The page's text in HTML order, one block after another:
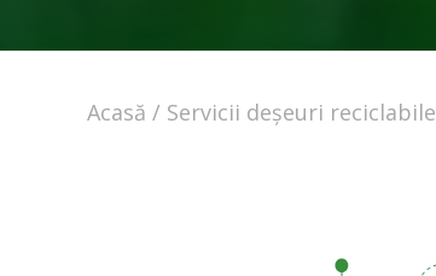
Acasă Servicii deșeuri reciclabile